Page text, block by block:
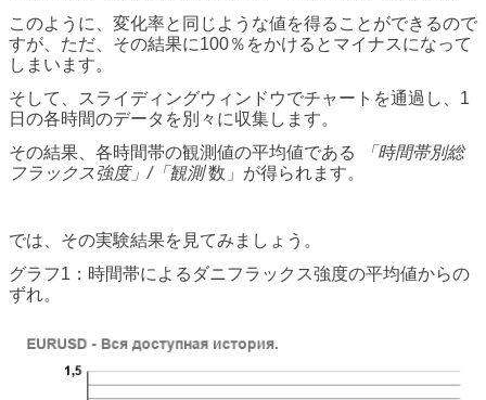
このように、変化率と同じような値を得ることができるので
すが、ただ、その結果に100％をかけるとマイナスになって
しまいます。
そして、スライディングウィンドウでチャートを通過し、1
日の各時間のデータを別々に収集します。
その結果、各時間帯の観測値の平均値である
「時間帯別総
フラックス強度」/「観測数」が得られます。
では、その実験結果を見てみましょう。
グラフ1：時間帯によるダニフラックス強度の平均値からの
ずれ。